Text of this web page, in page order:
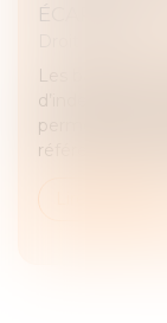
ÉCARTÉE
Les baux
d’indexation
permettant
référence.